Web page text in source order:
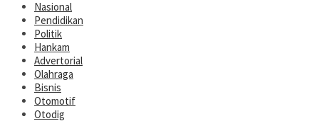
Nasional
Pendidikan
Politik
Hankam
Advertorial
Olahraga
Bisnis
Otomotif
Otodig